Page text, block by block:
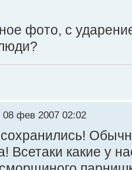
фото, с
08 фев 2007 02:02
Всетаки какие у